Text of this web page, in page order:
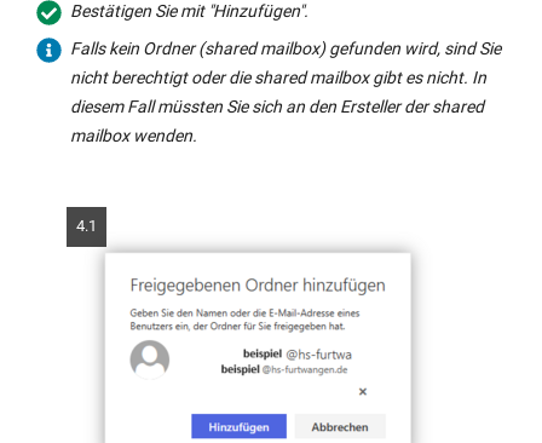
Bestätigen Sie mit "Hinzufügen".
Falls kein Ordner (shared mailbox) gefunden wird, sind Sie
nicht berechtigt oder die shared mailbox gibt es nicht. In
diesem Fall müssten Sie sich an den Ersteller der shared
mailbox wenden.
4.1